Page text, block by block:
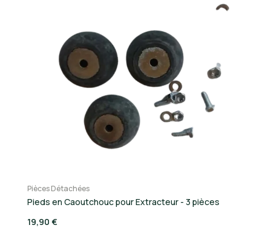
Pièces Détachées
Pieds en Caoutchouc pour Extracteur - 3 pièces
19,90 €